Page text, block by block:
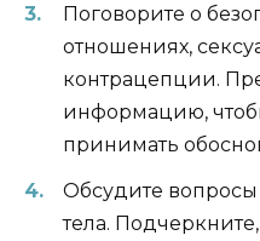
Поговорите о
отношениях,
контрацепции.
информацию,
принимать
Обсудите
тела.